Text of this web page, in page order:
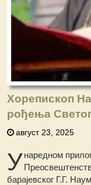
Хорепископ
рођења
август 23, 2025
Унаредном
барајевског Г.Г.